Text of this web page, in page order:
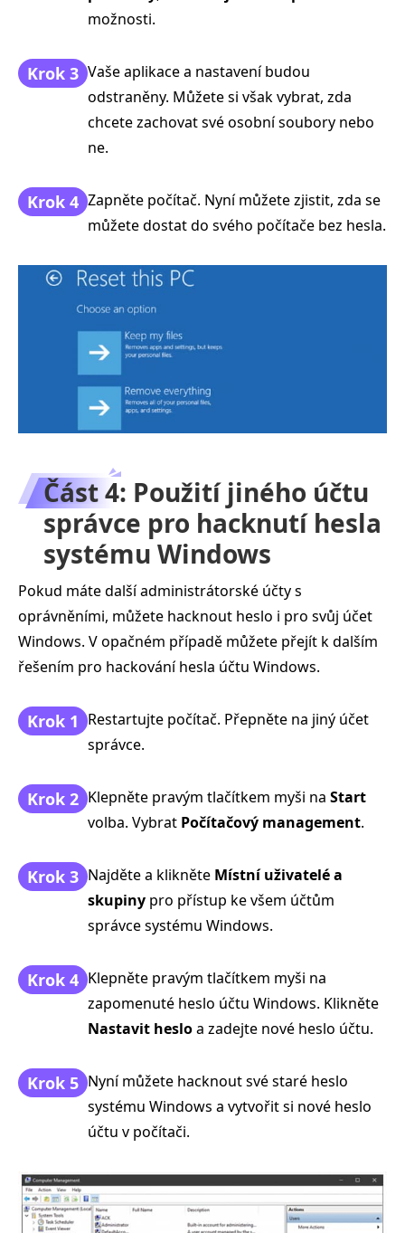
možnosti.
Krok 3 Vaše aplikace a nastavení budou
odstraněny. Můžete si však vybrat, zda
chcete zachovat své osobní soubory nebo
ne.
Krok 4 Zapněte počítač. Nyní můžete zjistit, zda se
můžete dostat do svého počítače bez hesla.
Část 4: Použití jiného účtu
správce pro hacknutí hesla
systému Windows
Pokud máte další administrátorské účty s
oprávněními, můžete hacknout heslo i pro svůj účet
Windows. V opačném případě můžete přejít k dalším
řešením pro hackování hesla účtu Windows.
Krok 1 Restartujte počítač. Přepněte na jiný účet
správce.
Krok 2 Klepněte pravým tlačítkem myši na Start
volba. Vybrat Počítačový management.
Krok 3 Najděte a klikněte Místní uživatelé a
skupiny pro přístup ke všem účtům
správce systému Windows.
Krok 4 Klepněte pravým tlačítkem myši na
zapomenuté heslo účtu Windows. Klikněte
Nastavit hesloa zadejte nové heslo účtu.
Krok 5 Nyní můžete hacknout své staré heslo
systému Windows a vytvořit si nové heslo
účtu v počítači.